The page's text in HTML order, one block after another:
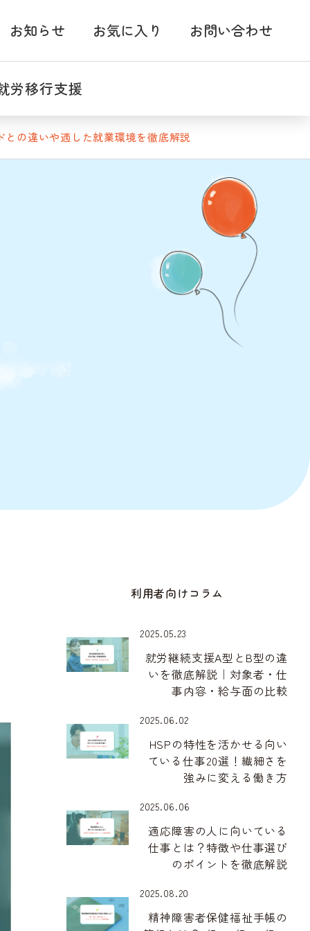
お知らせ お気に入り お問い合わせ
労移行支援
の違いや適した就業環境を徹底解説
利用者向けコラム
2025.05.23
就労継続支援A型とB型の違
いを徹底解説｜対象者・仕
事内容・給与面の比較
2025.06.02
HSPの特性を活かせる向い
ている仕事20選！繊細さを
強みに変える働き方
2025.06.06
適応障害の人に向いている
仕事とは？特徴や仕事選び
のポイントを徹底解説
2025.08.20
精神障害者保健福祉手帳の